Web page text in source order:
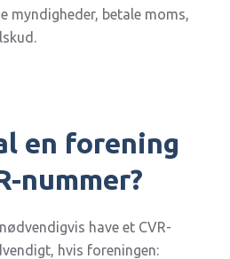
myndigheder, betale moms,
en forening
nummer?
have et CVR-
hvis foreningen: